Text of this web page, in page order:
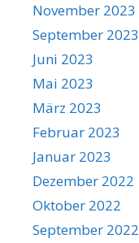
November 2023
September 2023
Juni 2023
Mai 2023
März 2023
Februar 2023
Januar 2023
Dezember 2022
Oktober 2022
September 2022